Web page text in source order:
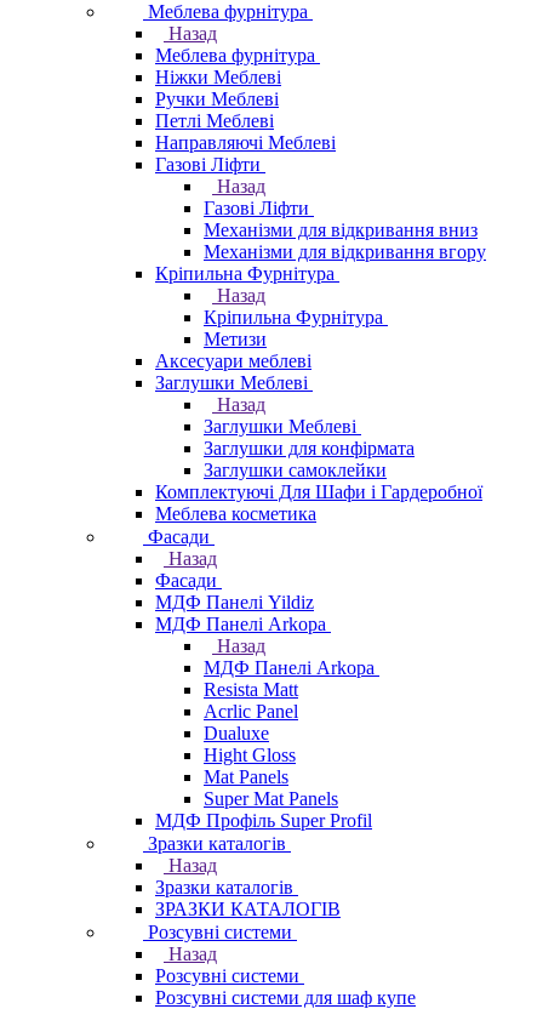
Меблева фурнітура
Назад
Меблева фурнітура
Ніжки Меблеві
Ручки Меблеві
Петлі Меблеві
Направляючі Меблеві
Газові Ліфти
Назад
Газові Ліфти
Механізми для відкривання вниз
Механізми для відкривання вгору
Кріпильна Фурнітура
Назад
Кріпильна Фурнітура
Метизи
Аксесуари меблеві
Заглушки Меблеві
Назад
Заглушки Меблеві
Заглушки для конфірмата
Заглушки самоклейки
Комплектуючі Для Шафи і Гардеробної
Меблева косметика
Фасади
Назад
Фасади
МДФ Панелі Yildiz
МДФ Панелі Arkopa
Назад
МДФ Панелі Arkopa
Resista Matt
Acrlic Panel
Dualuxe
Hight Gloss
Mat Panels
Super Mat Panels
МДФ Профіль Super Profil
Зразки каталогів
Назад
Зразки каталогів
ЗРАЗКИ КАТАЛОГІВ
Розсувні системи
Назад
Розсувні системи
Розсувні системи для шаф купе